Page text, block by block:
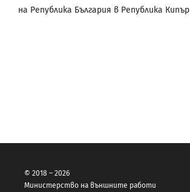
на Република България в Република Кипър
© 2018 – 2026
Министерство на външните работи